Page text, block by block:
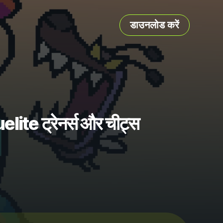
डाउनलोड करें
ट्रेनर्स और चीट्स